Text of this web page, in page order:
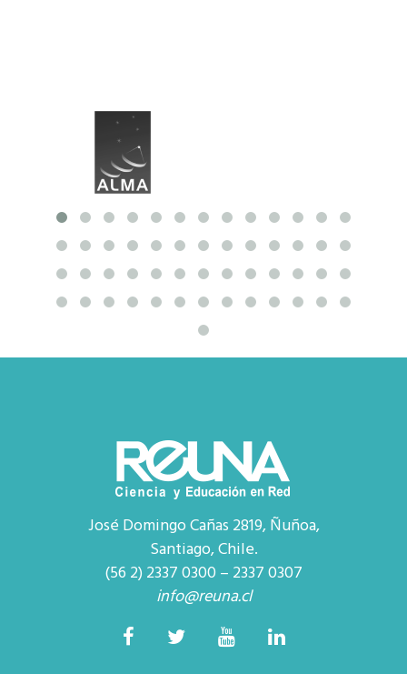
José Domingo Cañas 2819, Ñuñoa,
Santiago, Chile.
(56 2) 2337 0300 – 2337 0307
info@reuna.cl